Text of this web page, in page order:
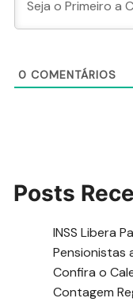
0 COMENTÁRIOS
Posts
INSS Libera
Pensionistas
Confira o
Contagem